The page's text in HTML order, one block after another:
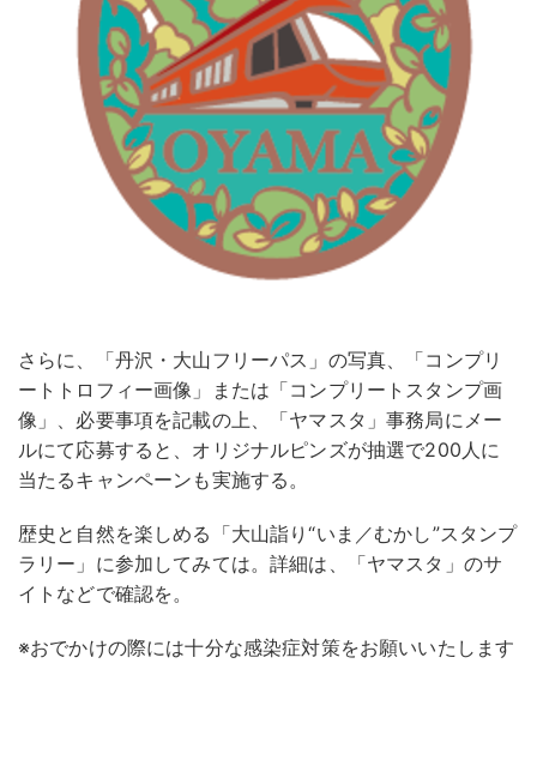
さらに、「丹沢・大山フリーパス」の写真、「コンプリ
ートトロフィー画像」または「コンプリートスタンプ画
像」、必要事項を記載の上、「ヤマスタ」事務局にメー
ルにて応募すると、オリジナルピンズが抽選で200人に
当たるキャンペーンも実施する。
歴史と自然を楽しめる「大山詣り“いま／むかし”スタンプ
ラリー」に参加してみては。詳細は、「ヤマスタ」のサ
イトなどで確認を。
※おでかけの際には十分な感染症対策をお願いいたします